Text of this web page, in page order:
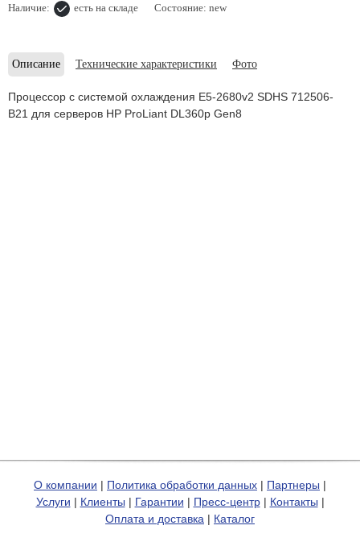
Наличие: есть на складе Состояние: new
Описание Технические характеристики Фото
Процессор с системой охлаждения E5-2680v2 SDHS 712506-
B21 для серверов HP ProLiant DL360p Gen8
О компании | Политика обработки данных | Партнеры |
Услуги | Клиенты | Гарантии | Пресс-центр| Контакты |
Оплата и доставка | Каталог